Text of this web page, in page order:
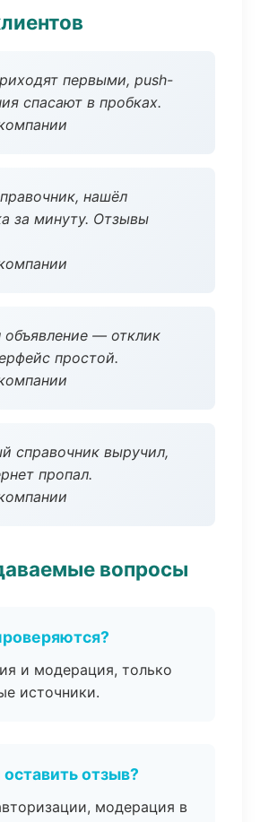
первыми, push-
спасают в пробках.
нашёл
за минуту. Отзывы
объявление — отклик
простой.
справочник выручил,
пропал.
вопросы
и модерация, только
источники.
отзыв?
модерация в